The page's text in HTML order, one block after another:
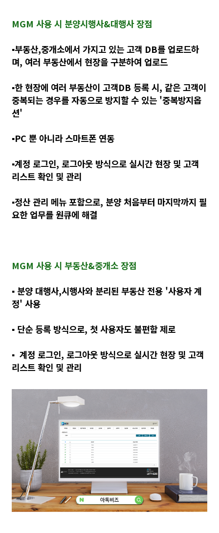
MGM 사용 시 분양시행사&대행사 장점
▪️부동산,중개소에서 가지고 있는 고객 DB를 업로드하
며, 여러 부동산에서 현장을 구분하여 업로드
▪️한 현장에 여러 부동산이 고객DB 등록 시, 같은 고객이
중복되는 경우를 자동으로 방지할 수 있는 '중복방지옵
션'
▪️PC 뿐 아니라 스마트폰 연동
▪️계정 로그인, 로그아웃 방식으로 실시간 현장 및 고객
리스트 확인 및 관리
▪️정산 관리 메뉴 포함으로, 분양 처음부터 마지막까지 필
요한 업무를 원큐에 해결
MGM 사용 시 부동산&중개소 장점
▪️ 분양 대행사,시행사와 분리된 부동산 전용 '사용자 계
정' 사용
▪️ 단순 등록 방식으로, 첫 사용자도 불편함 제로
▪️ 계정 로그인, 로그아웃 방식으로 실시간 현장 및 고객
리스트 확인 및 관리